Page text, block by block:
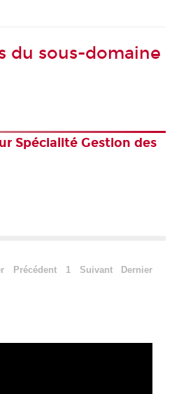
du sous-domaine
Spécialité Gestion des
Précédent 1 Suivant Dernier